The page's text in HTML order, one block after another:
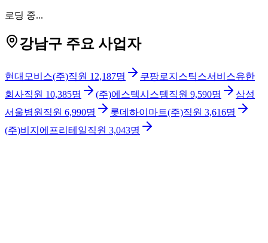
로딩 중...
강남구 주요 사업자
현대모비스(주)직원 12,187명
쿠팡로지스틱스서비스유한
회사직원 10,385명 (주)에스텍시스템직원 9,590명
삼성
서울병원 직원 6,990명 롯데하이마트(주)직원 3,616명
(주)비지에프리테일직원 3,043명